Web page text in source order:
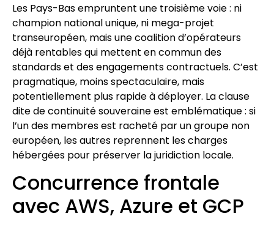
Les Pays-Bas empruntent une troisième voie : ni
champion national unique, ni mega-projet
transeuropéen, mais une coalition d’opérateurs
déjà rentables qui mettent en commun des
standards et des engagements contractuels. C’est
pragmatique, moins spectaculaire, mais
potentiellement plus rapide à déployer. La clause
dite de continuité souveraine est emblématique : si
l’un des membres est racheté par un groupe non
européen, les autres reprennent les charges
hébergées pour préserver la juridiction locale.
Concurrence frontale
avec AWS, Azure et GCP